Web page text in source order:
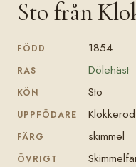
Sto från
FÖDD 1854
RAS Dölehäst
KÖN Sto
UPPFÖDARE
FÄRG skimmel
ÖVRIGT